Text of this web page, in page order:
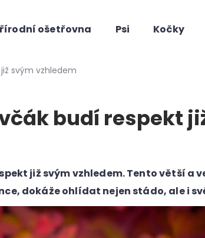
ošetřovna Psi Kočky
svým vzhledem
budí respekt
již svým vzhledem. Tento větší a
dokáže ohlídat nejen stádo, ale i
najít?
Doporučujeme